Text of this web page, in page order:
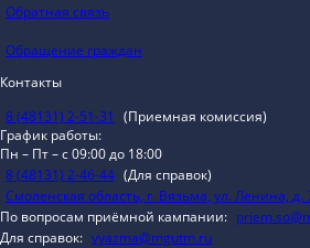
Обратная связь
Обращение граждан
Контакты
8 (48131) 2-51-31 (Приемная комиссия)
График работы:
Пн – Пт – с 09:00 до 18:00
8 (48131) 2-46-44 (Для справок)
Смоленская область, г. Вязьма, ул. Ленина, д.
По вопросам приёмной кампании:
Для справок: vyazma@mgutm.ru